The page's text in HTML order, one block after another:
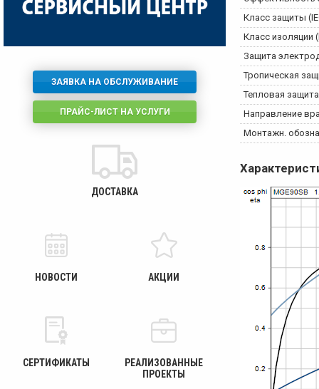
Класс защиты
Класс изоляции
Защита
Тропическая
Тепловая защита
Направление
Монтажн.
ЗАЯВКА НА ОБСЛУЖИВАНИЕ
ПРАЙС-ЛИСТ НА УСЛУГИ
ДОСТАВКА
НОВОСТИ АКЦИИ
СЕРТИФИКАТЫ
РЕАЛИЗОВАННЫЕ
ПРОЕКТЫ